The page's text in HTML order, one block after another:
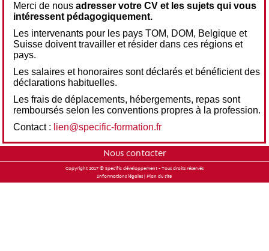
Merci de nous adresser votre CV et les sujets qui vous
intéressent pédagogiquement.
Les intervenants pour les pays TOM, DOM, Belgique et
Suisse doivent travailler et résider dans ces régions et
pays.
Les salaires et honoraires sont déclarés et bénéficient des
déclarations habituelles.
Les frais de déplacements, hébergements, repas sont
remboursés selon les conventions propres à la profession.
Contact : lien@specific-formation.fr
Nous contacter
Copyright 2017 © Specific développement - Tous droits réservés
Informations légales |Plan du site